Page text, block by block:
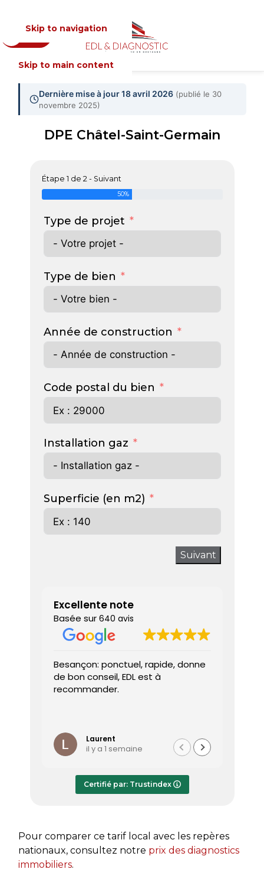
Skip to navigation
Skip to main content
MENU
Dernière mise à jour 18 avril 2026 (publié le 30
novembre 2025)
DPE Châtel-Saint-Germain
Étape 1 de 2 - Suivant
50%
Type de projet
Type de bien
Année de construction
Code postal du bien
Installation gaz
Superficie (en m2)
Suivant
Excellente note
Basée sur 640 avis
Besançon: ponctuel, rapide, donne
de bon conseil, EDL est à
recommander.
Laurent
il y a 1 semaine
Certifié par: Trustindex
Pour comparer ce tarif local avec les repères
nationaux, consultez notre prix des diagnostics
immobiliers.